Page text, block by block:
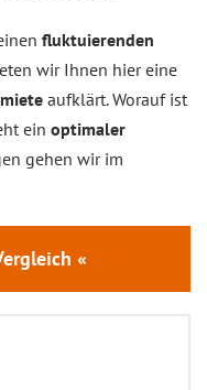
fluktuierenden
wir Ihnen hier eine
aufklärt. Worauf ist
ein optimaler
gehen wir im
«